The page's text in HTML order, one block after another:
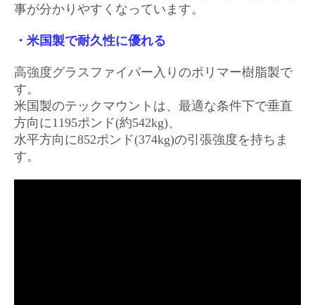
事が分かりやすくなっています。
・米国製で耐久性に優れる
高強度グラスファイバー入りのポリマー樹脂製で
す。
米国製のテックマウントは、最適な条件下で垂直
方向に1195ポンド(約542kg)、
水平方向に852ポンド(374kg)の引張強度を持ちま
す。